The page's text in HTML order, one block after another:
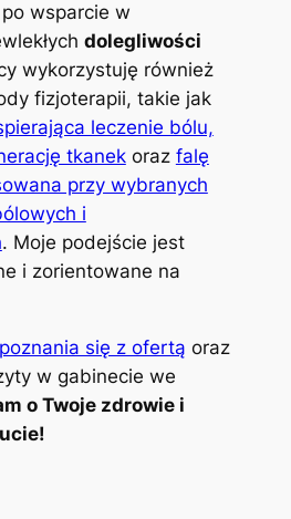
wsparcie w
dolegliwości
wykorzystuję również
fizjoterapii, takie jak
leczenie bólu,
tkanekoraz falę
przy wybranych
i
. Moje podejście jest
i zorientowane na
się z ofertą oraz
w gabinecie we
o Twoje zdrowie i